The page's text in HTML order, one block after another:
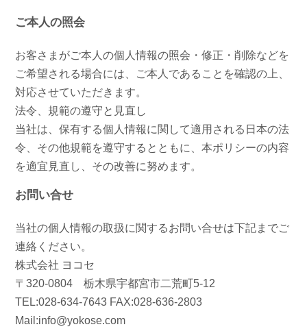
ご本人の照会
お客さまがご本人の個人情報の照会・修正・削除などを
ご希望される場合には、ご本人であることを確認の上、
対応させていただきます。
法令、規範の遵守と見直し
当社は、保有する個人情報に関して適用される日本の法
令、その他規範を遵守するとともに、本ポリシーの内容
を適宜見直し、その改善に努めます。
お問い合せ
当社の個人情報の取扱に関するお問い合せは下記までご
連絡ください。
株式会社 ヨコセ
〒320-0804 栃木県宇都宮市二荒町5-12
TEL:028-634-7643 FAX:028-636-2803
Mail:info@yokose.com